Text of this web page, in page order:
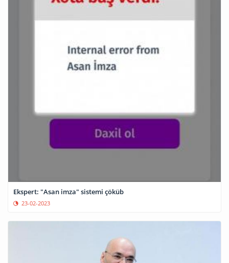
Ekspert: "Asan imza" sistemi çöküb
23-02-2023